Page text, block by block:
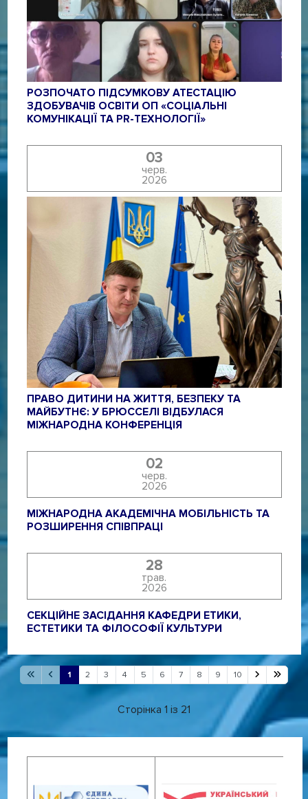
РОЗПОЧАТО ПІДСУМКОВУ АТЕСТАЦІЮ
ЗДОБУВАЧІВ ОСВІТИ ОП «СОЦІАЛЬНІ
КОМУНІКАЦІЇ ТА PR-ТЕХНОЛОГІЇ»
03
черв.
2026
ПРАВО ДИТИНИ НА ЖИТТЯ, БЕЗПЕКУ ТА
МАЙБУТНЄ: У БРЮССЕЛІ ВІДБУЛАСЯ
МІЖНАРОДНА КОНФЕРЕНЦІЯ
02
черв.
2026
МІЖНАРОДНА АКАДЕМІЧНА МОБІЛЬНІСТЬ ТА
РОЗШИРЕННЯ СПІВПРАЦІ
28
трав.
2026
СЕКЦІЙНЕ ЗАСІДАННЯ КАФЕДРИ ЕТИКИ,
ЕСТЕТИКИ ТА ФІЛОСОФІЇ КУЛЬТУРИ
1 2 3 4 5 6 7 8 9 10
Сторінка 1 із 21